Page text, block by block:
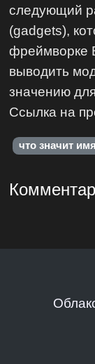
следующий
(gadgets),
фреймворке
выводить
значению
Ссылка на
что значит имя